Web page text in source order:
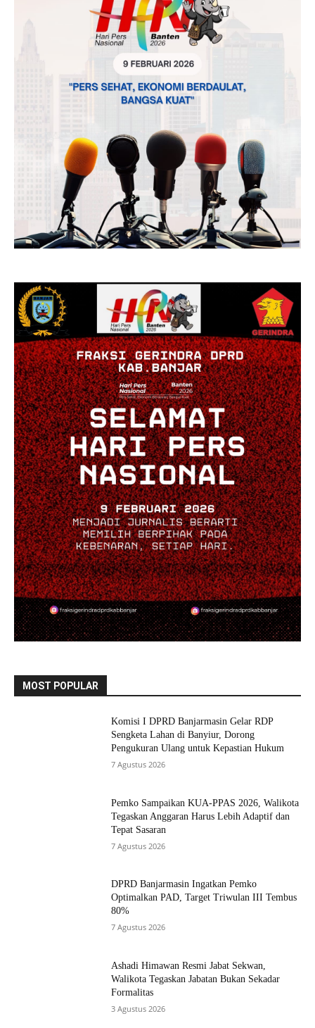
MOST POPULAR
Komisi I DPRD Banjarmasin Gelar RDP
Sengketa Lahan di Banyiur, Dorong
Pengukuran Ulang untuk Kepastian Hukum
7 Agustus 2026
Pemko Sampaikan KUA-PPAS 2026, Walikota
Tegaskan Anggaran Harus Lebih Adaptif dan
Tepat Sasaran
7 Agustus 2026
DPRD Banjarmasin Ingatkan Pemko
Optimalkan PAD, Target Triwulan III Tembus
80%
7 Agustus 2026
Ashadi Himawan Resmi Jabat Sekwan,
Walikota Tegaskan Jabatan Bukan Sekadar
Formalitas
3 Agustus 2026